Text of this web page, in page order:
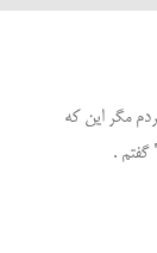
مگر این که
گفتم .